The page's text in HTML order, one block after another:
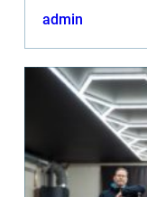
admin